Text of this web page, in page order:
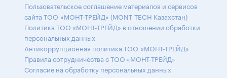
Пользовательское соглашение материалов и сервисов
сайта ТОО «МОНТ-ТРЕЙД» (MONT TECH Казахстан)
Политика ТОО «МОНТ-ТРЕЙД» в отношении обработки
персональных данных
Антикоррупционная политика ТОО «МОНТ-ТРЕЙД»
Правила сотрудничества с ТОО «МОНТ-ТРЕЙД»
Согласие на обработку персональных данных